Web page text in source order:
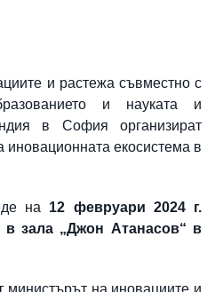
и растежа съвместно с
и науката и
в София организират
иновационната екосистема в
на 12 февруари 2024 г.
в зала „Джон Атанасов“ в
министърът на иновациите и